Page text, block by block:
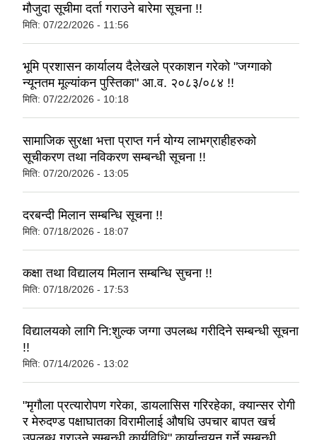
मौजुदा सूचीमा दर्ता गराउने बारेमा सूचना !!
मिति: 07/22/2026 - 11:56
भूमि प्रशासन कार्यालय दैलेखले प्रकाशन गरेको "जग्गाको
न्यूनतम मूल्यांकन पुस्तिका" आ.व. २०८३/०८४ !!
मिति: 07/22/2026 - 10:18
सामाजिक सुरक्षा भत्ता प्राप्त गर्न योग्य लाभग्राहीहरुको
सूचीकरण तथा नविकरण सम्बन्धी सूचना !!
मिति: 07/20/2026 - 13:05
दरबन्दी मिलान सम्बन्धि सूचना !!
मिति: 07/18/2026 - 18:07
कक्षा तथा विद्यालय मिलान सम्बन्धि सुचना !!
मिति: 07/18/2026 - 17:53
विद्यालयको लागि नि:शुल्क जग्गा उपलब्ध गरीदिने सम्बन्धी सूचना
!!
मिति: 07/14/2026 - 13:02
"मृगौला प्रत्यारोपण गरेका, डायलासिस गरिरहेका, क्यान्सर रोगी
र मेरुदण्ड पक्षाघातका विरामीलाई औषधि उपचार बापत खर्च